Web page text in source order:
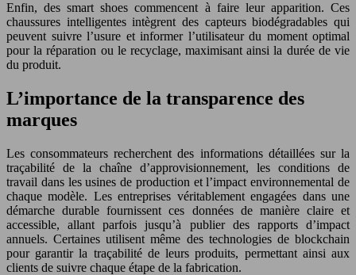
Enfin, des smart shoes commencent à faire leur apparition. Ces
chaussures intelligentes intègrent des capteurs biodégradables qui
peuvent suivre l’usure et informer l’utilisateur du moment optimal
pour la réparation ou le recyclage, maximisant ainsi la durée de vie
du produit.
L’importance de la transparence des
marques
Les consommateurs recherchent des informations détaillées sur la
traçabilité de la chaîne d’approvisionnement, les conditions de
travail dans les usines de production et l’impact environnemental de
chaque modèle. Les entreprises véritablement engagées dans une
démarche durable fournissent ces données de manière claire et
accessible, allant parfois jusqu’à publier des rapports d’impact
annuels. Certaines utilisent même des technologies de blockchain
pour garantir la traçabilité de leurs produits, permettant ainsi aux
clients de suivre chaque étape de la fabrication.